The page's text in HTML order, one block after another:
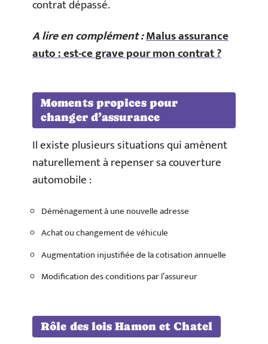
contrat dépassé.
A lire en complément :Malus assurance
auto : est-ce grave pour mon contrat ?
Moments propices pour
changer d’assurance
Il existe plusieurs situations qui amènent
naturellement à repenser sa couverture
automobile :
Déménagement à une nouvelle adresse
Achat ou changement de véhicule
Augmentation injustifiée de la cotisation annuelle
Modification des conditions par l’assureur
Rôle des lois Hamon et Chatel